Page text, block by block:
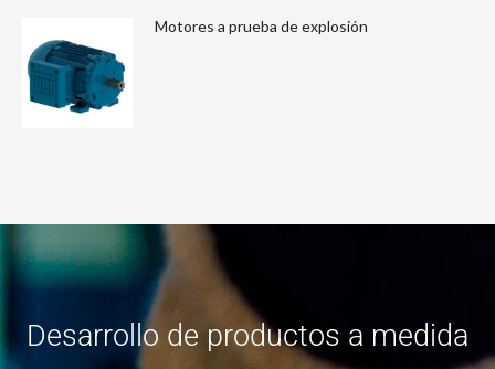
Motores a prueba de explosión
Desarrollo de productos a medida